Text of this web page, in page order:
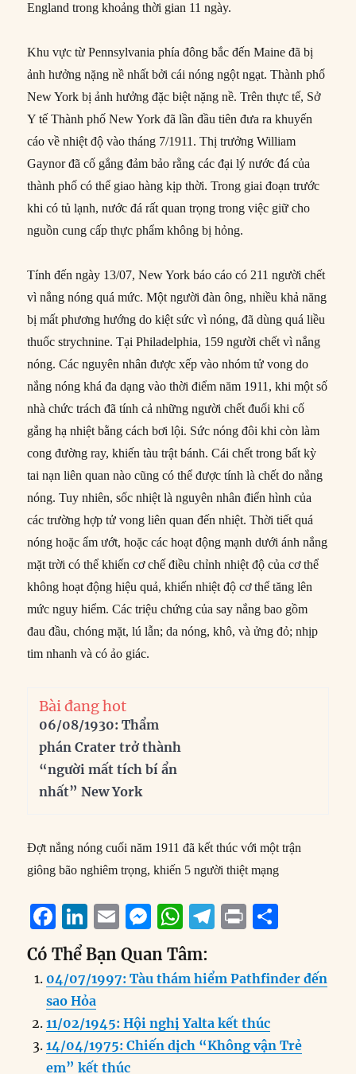
England trong khoảng thời gian 11 ngày.
Khu vực từ Pennsylvania phía đông bắc đến Maine đã bị
ảnh hưởng nặng nề nhất bởi cái nóng ngột ngạt. Thành phố
New York bị ảnh hưởng đặc biệt nặng nề. Trên thực tế, Sở
Y tế Thành phố New York đã lần đầu tiên đưa ra khuyến
cáo về nhiệt độ vào tháng 7/1911. Thị trưởng William
Gaynor đã cố gắng đảm bảo rằng các đại lý nước đá của
thành phố có thể giao hàng kịp thời. Trong giai đoạn trước
khi có tủ lạnh, nước đá rất quan trọng trong việc giữ cho
nguồn cung cấp thực phẩm không bị hỏng.
Tính đến ngày 13/07, New York báo cáo có 211 người chết
vì nắng nóng quá mức. Một người đàn ông, nhiều khả năng
bị mất phương hướng do kiệt sức vì nóng, đã dùng quá liều
thuốc strychnine. Tại Philadelphia, 159 người chết vì nắng
nóng. Các nguyên nhân được xếp vào nhóm tử vong do
nắng nóng khá đa dạng vào thời điểm năm 1911, khi một số
nhà chức trách đã tính cả những người chết đuối khi cố
gắng hạ nhiệt bằng cách bơi lội. Sức nóng đôi khi còn làm
cong đường ray, khiến tàu trật bánh. Cái chết trong bất kỳ
tai nạn liên quan nào cũng có thể được tính là chết do nắng
nóng. Tuy nhiên, sốc nhiệt là nguyên nhân điển hình của
các trường hợp tử vong liên quan đến nhiệt. Thời tiết quá
nóng hoặc ẩm ướt, hoặc các hoạt động mạnh dưới ánh nắng
mặt trời có thể khiến cơ chế điều chỉnh nhiệt độ của cơ thể
không hoạt động hiệu quả, khiến nhiệt độ cơ thể tăng lên
mức nguy hiểm. Các triệu chứng của say nắng bao gồm
đau đầu, chóng mặt, lú lẫn; da nóng, khô, và ửng đỏ; nhịp
tim nhanh và có ảo giác.
Bài đang hot
06/08/1930: Thẩm
phán Crater trở thành
“người mất tích bí ẩn
nhất” New York
Đợt nắng nóng cuối năm 1911 đã kết thúc với một trận
giông bão nghiêm trọng, khiến 5 người thiệt mạng
F
a
c
e
b
o
Li
n
k
e
d
I
E
m
ai
l
M
e
ss
e
n
g
W
h
at
s
A
p
T
e
g
r
a
P
n
t
a
re
Có Thể Bạn Quan Tâm:
04/07/1997: Tàu thám hiểm Pathfinder đến
sao Hỏa
11/02/1945: Hội nghị Yalta kết thúc
14/04/1975: Chiến dịch “Không vận Trẻ
em” kết thúc